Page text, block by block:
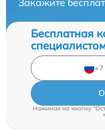
Бесплатная
Нажимая на кнопку